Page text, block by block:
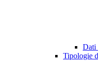
Dati
Tipologie